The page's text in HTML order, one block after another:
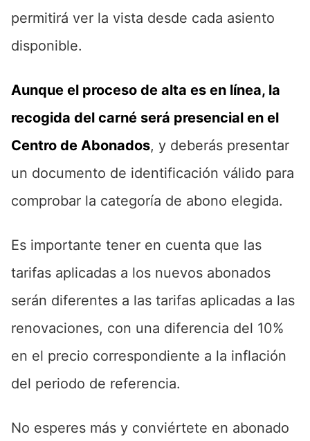
permitirá ver la vista desde cada asiento
disponible.
Aunque el proceso de alta es en línea, la
recogida del carné será presencial en el
Centro de Abonados, y deberás presentar
un documento de identificación válido para
comprobar la categoría de abono elegida.
Es importante tener en cuenta que las
tarifas aplicadas a los nuevos abonados
serán diferentes a las tarifas aplicadas a las
renovaciones, con una diferencia del 10%
en el precio correspondiente a la inflación
del periodo de referencia.
No esperes más y conviértete en abonado